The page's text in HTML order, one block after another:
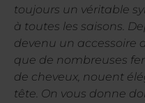
toujours un véritable
à toutes les saisons.
devenu un accessoire
que de nombreuses
de cheveux, nouent
tête. On vous donne